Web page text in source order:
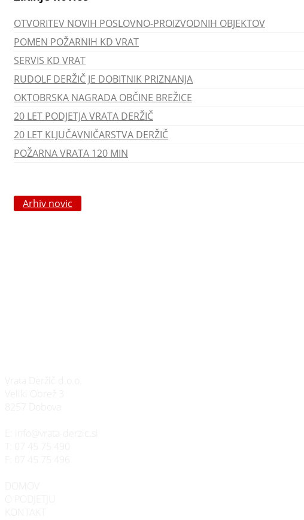
OTVORITEV NOVIH POSLOVNO-PROIZVODNIH OBJEKTOV
POMEN POŽARNIH KD VRAT
SERVIS KD VRAT
RUDOLF DERŽIČ JE DOBITNIK PRIZNANJA
OKTOBRSKA NAGRADA OBČINE BREŽICE
20 LET PODJETJA VRATA DERŽIČ
20 LET KLJUČAVNIČARSTVA DERŽIČ
POŽARNA VRATA 120 MIN
Arhiv novic